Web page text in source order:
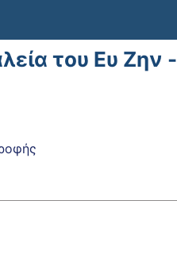
του Ευ Ζην -